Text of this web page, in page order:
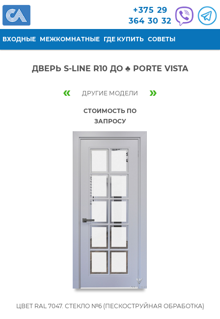
Перейти к основному содержанию+375 29
364 30 32
ВХОДНЫЕ МЕЖКОМНАТНЫЕ ГДЕ КУПИТЬ СОВЕТЫ
ДВЕРЬ S-LINE R10 ДО ♣ PORTE VISTA
« ДРУГИЕ МОДЕЛИ »
СТОИМОСТЬ ПО
ЗАПРОСУ
ЦВЕТ RAL 7047. СТЕКЛО №6 (ПЕСКОСТРУЙНАЯ ОБРАБОТКА)